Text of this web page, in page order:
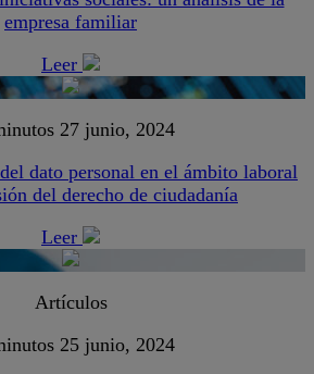
empresa familiar
Leer
27 junio, 2024
dato personal en el ámbito laboral
del derecho de ciudadanía
Leer
Artículos
25 junio, 2024